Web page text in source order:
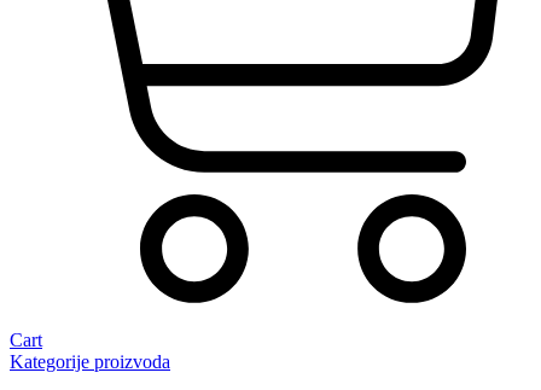
Cart
Kategorije proizvoda